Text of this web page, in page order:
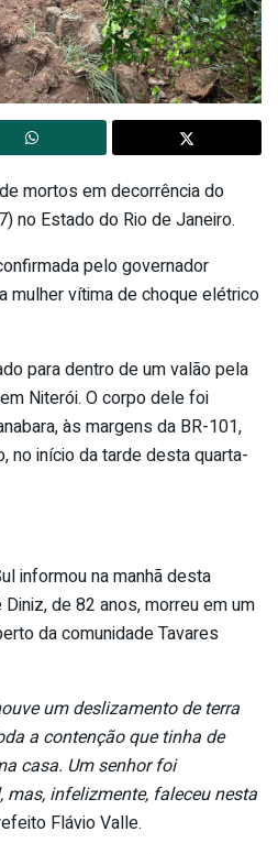
mortos em decorrência do
no Estado do Rio de Janeiro.
pelo governador
mulher vítima de choque elétrico
para dentro de um valão pela
Niterói. O corpo dele foi
às margens da BR-101,
no início da tarde desta quarta-
informou na manhã desta
de 82 anos, morreu em um
da comunidade Tavares
um deslizamento de terra
a contenção que tinha de
casa. Um senhor foi
infelizmente, faleceu nesta
Flávio Valle.